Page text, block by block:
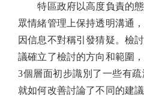
特區政府以高度負責的態
眾情緒管理上保持透明溝通
因信息不對稱引發猜疑。檢
議確立了檢討的方向和範圍
3個層面初步識別了一些有
就如何改善討論了不同的建